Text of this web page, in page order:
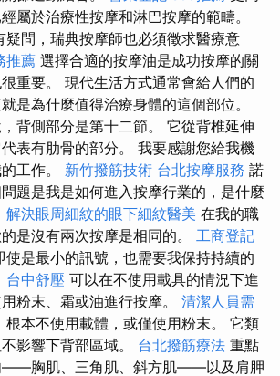
屬於治療性按摩和淋巴按摩的範疇。
疑問，瑞典按摩師也必須徵求醫療意
推薦 選擇合適的按摩油是成功按摩的關
重要。 現代生活方式通常會給人們的
是為什麼值得治療身體的這個部位。
背側部分是第十二節。 它從背椎延伸
表有肋骨的部分。 我要感謝您給我機
工作。 新竹撥筋技術 台北按摩服務 諾
題是我是如何進入按摩行業的，是什麼
解決眼周細紋的眼下細紋醫美 在我的職
是沒有兩次按摩是相同的。 工商登記
使是最小的訊號，也需要我保持持續的
台中舒壓 可以在不使用載具的情況下進
粉末、霜或油進行按摩。 清潔人員需
根本不使用載體，或僅使用粉末。 它類
影響下背部區域。 台北撥筋療法 重點
——胸肌、三角肌、斜方肌——以及肩胛